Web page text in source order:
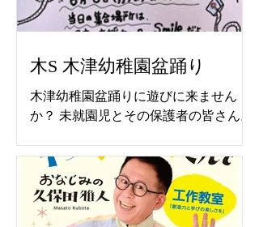
木S 木津幼稚園盆踊り
木津幼稚園盆踊りに遊びに来ません
か？ 未就園児とその保護者の皆さん。
６月８日より予約できます